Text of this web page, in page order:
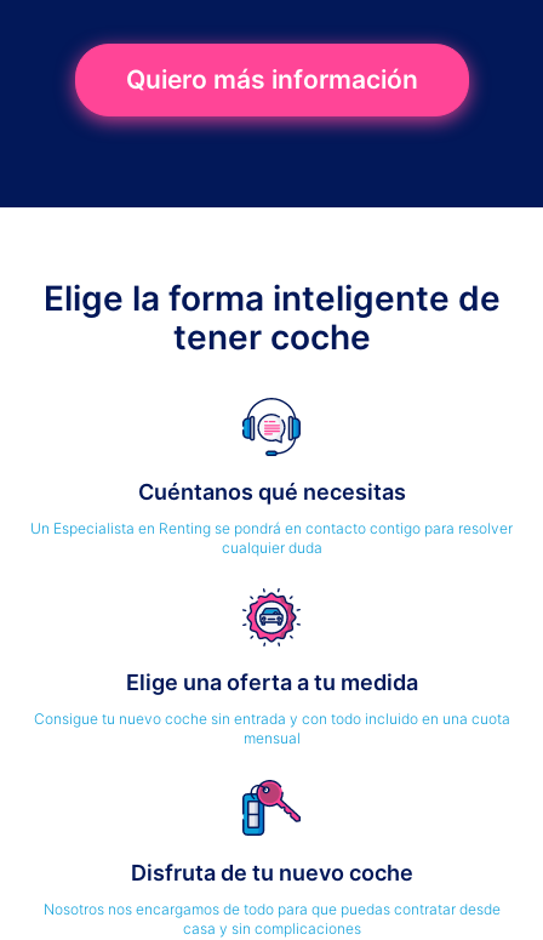
Quiero más información
Elige la forma inteligente de
tener coche
Cuéntanos qué necesitas
Un Especialista en Renting se pondrá en contacto contigo para resolver
cualquier duda
Elige una oferta a tu medida
Consigue tu nuevo coche sin entrada y con todo incluido en una cuota
mensual
Disfruta de tu nuevo coche
Nosotros nos encargamos de todo para que puedas contratar desde
casa y sin complicaciones